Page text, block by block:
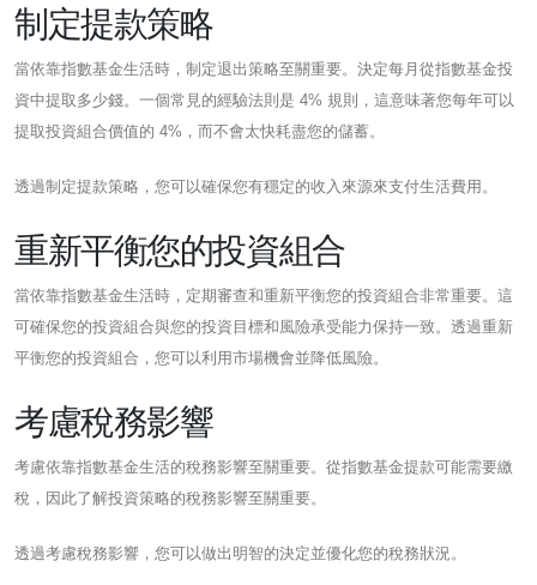
制定提款策略
當依靠指數基金生活時，制定退出策略至關重要。決定每月從指數基金投
資中提取多少錢。一個常見的經驗法則是 4% 規則，這意味著您每年可以
提取投資組合價值的 4%，而不會太快耗盡您的儲蓄。
透過制定提款策略，您可以確保您有穩定的收入來源來支付生活費用。
重新平衡您的投資組合
當依靠指數基金生活時，定期審查和重新平衡您的投資組合非常重要。這
可確保您的投資組合與您的投資目標和風險承受能力保持一致。透過重新
平衡您的投資組合，您可以利用市場機會並降低風險。
考慮稅務影響
考慮依靠指數基金生活的稅務影響至關重要。從指數基金提款可能需要繳
稅，因此了解投資策略的稅務影響至關重要。
透過考慮稅務影響，您可以做出明智的決定並優化您的稅務狀況。